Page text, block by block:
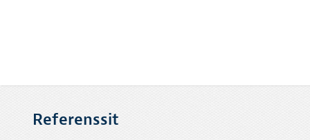
Referenssit